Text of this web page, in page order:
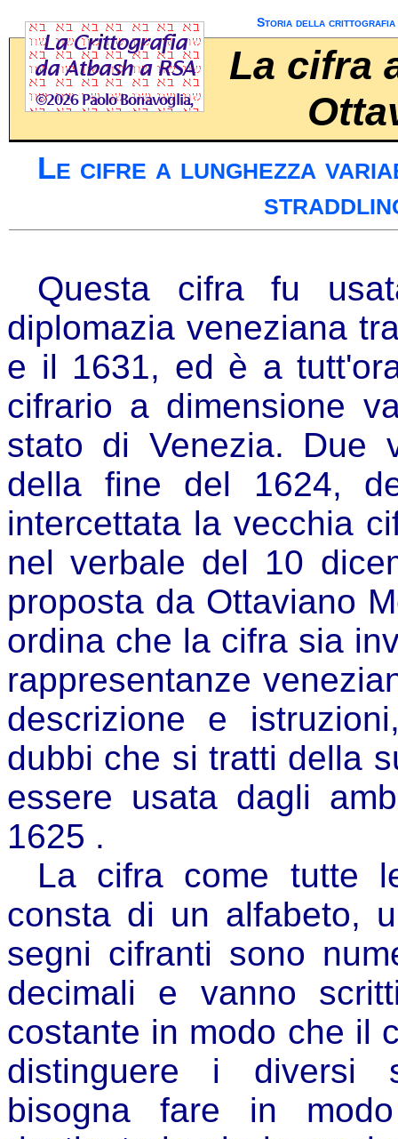
Storia della crittografia
La cifra
Le cifre a lunghezza
Questa cifra fu
diplomazia veneziana
e il 1631, ed è a
cifrario a dimensione
stato di Venezia. Due
della fine del 1624,
intercettata la vecchia
nel verbale del 10
proposta da Ottaviano
ordina che la cifra sia
rappresentanze
descrizione e
dubbi che si tratti della
essere usata dagli
1625 .
La cifra come tutte
consta di un alfabeto,
segni cifranti sono
decimali e vanno
costante in modo che il
distinguere i diversi
bisogna fare in